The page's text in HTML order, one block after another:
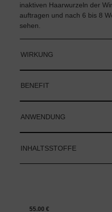
inaktiven Haarwurzeln der
auftragen und nach 6 bis 8
sehen.
WIRKUNG
BENEFIT
ANWENDUNG
INHALTSSTOFFE
55.00 €